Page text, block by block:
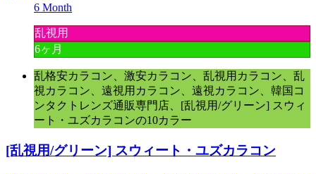
6 Month
乱視用
6ヶ月
乱格安カラコン、激安カラコン、乱視用カラコン、乱
視カラコン、遠視用カラコン、遠視カラコン、韓国コ
ンタクトレンズ通販専門店、[乱視用/グリーン] スウィ
ート・ユズカラコンの10カラー
[乱視用/グリーン] スウィート・ユズカラコン